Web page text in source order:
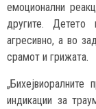
емоционални
другите.
агресивно, а во
срамот и грижата.
индикации за